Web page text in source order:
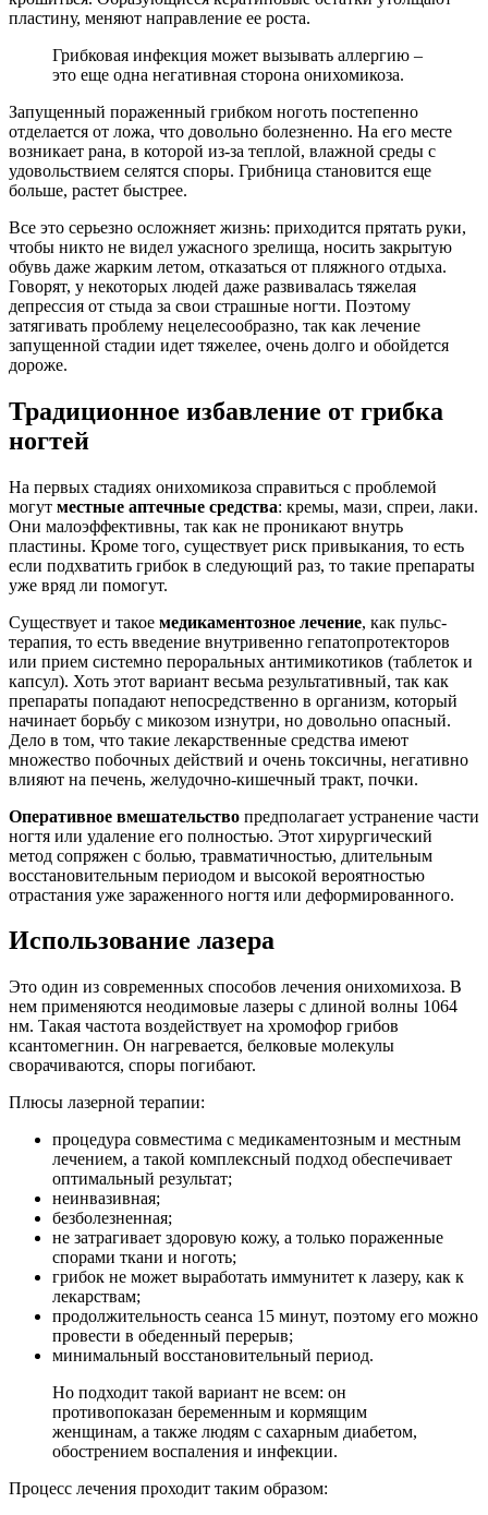
пластину, меняют направление ее роста.
Грибковая инфекция может вызывать аллергию –
это еще одна негативная сторона онихомикоза.
Запущенный пораженный грибком ноготь постепенно
отделается от ложа, что довольно болезненно. На его месте
возникает рана, в которой из-за теплой, влажной среды с
удовольствием селятся споры. Грибница становится еще
больше, растет быстрее.
Все это серьезно осложняет жизнь: приходится прятать руки,
чтобы никто не видел ужасного зрелища, носить закрытую
обувь даже жарким летом, отказаться от пляжного отдыха.
Говорят, у некоторых людей даже развивалась тяжелая
депрессия от стыда за свои страшные ногти. Поэтому
затягивать проблему нецелесообразно, так как лечение
запущенной стадии идет тяжелее, очень долго и обойдется
дороже.
Традиционное избавление от грибка
ногтей
На первых стадиях онихомикоза справиться с проблемой
могут местные аптечные средства: кремы, мази, спреи, лаки.
Они малоэффективны, так как не проникают внутрь
пластины. Кроме того, существует риск привыкания, то есть
если подхватить грибок в следующий раз, то такие препараты
уже вряд ли помогут.
Существует и такое медикаментозное лечение, как пульс-
терапия, то есть введение внутривенно гепатопротекторов
или прием системно пероральных антимикотиков (таблеток и
капсул). Хоть этот вариант весьма результативный, так как
препараты попадают непосредственно в организм, который
начинает борьбу с микозом изнутри, но довольно опасный.
Дело в том, что такие лекарственные средства имеют
множество побочных действий и очень токсичны, негативно
влияют на печень, желудочно-кишечный тракт, почки.
Оперативное вмешательство предполагает устранение части
ногтя или удаление его полностью. Этот хирургический
метод сопряжен с болью, травматичностью, длительным
восстановительным периодом и высокой вероятностью
отрастания уже зараженного ногтя или деформированного.
Использование лазера
Это один из современных способов лечения онихомихоза. В
нем применяются неодимовые лазеры с длиной волны 1064
нм. Такая частота воздействует на хромофор грибов
ксантомегнин. Он нагревается, белковые молекулы
сворачиваются, споры погибают.
Плюсы лазерной терапии:
процедура совместима с медикаментозным и местным
лечением, а такой комплексный подход обеспечивает
оптимальный результат;
неинвазивная;
безболезненная;
не затрагивает здоровую кожу, а только пораженные
спорами ткани и ноготь;
грибок не может выработать иммунитет к лазеру, как к
лекарствам;
продолжительность сеанса 15 минут, поэтому его можно
провести в обеденный перерыв;
минимальный восстановительный период.
Но подходит такой вариант не всем: он
противопоказан беременным и кормящим
женщинам, а также людям с сахарным диабетом,
обострением воспаления и инфекции.
Процесс лечения проходит таким образом: